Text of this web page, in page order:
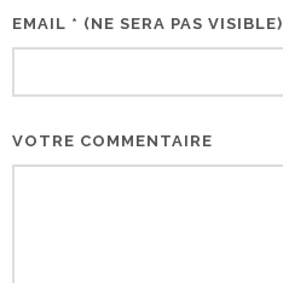
EMAIL * (NE SERA PAS VISIBLE)
VOTRE COMMENTAIRE